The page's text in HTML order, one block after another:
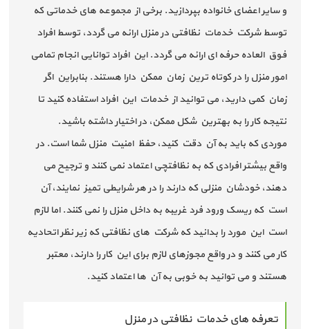
و سایر اعضای خانواده بپردازید. برخی از مجموعه های خدماتی که
توسط شرکت خدمات نظافتی در منزل ارائه می گردد، توسط افراد
فوق العاده حرفه ای ارائه می گردد. این افراد توانایی انجام تمامی
امور منزل را در کوتاه ترین زمان ممکن دارا هستند. بنابراین اگر
زمان کمی دارید، می توانید از خدمات این افراد استفاده کنید تا
نتیجه کار را به بهترین شکل ممکن، در اختیار داشته باشید.
موردی که باید به آن دقت کنید، حفظ امنیت منزل شما است. در
واقع بیشتر افرادی که به نظافتچی اعتماد نمی کنند و ترجیح می
دهند، خودشان منزلی که دارند را در هر شرایطی تمیز نمایند، آن
است که ریسک ورود فرد غریبه به داخل منزل را نمی کنند. اما لازم
است این مورد را بدانید که شرکت های نظافتی که زیر نظر اتحادیه
کار می کنند و در واقع مجوزهای لازم برای این کار را دارند، معتبر
هستند و می توانید به خوبی به آن ها اعتماد کنید.
تعرفه های خدمات نظافتی در منزل